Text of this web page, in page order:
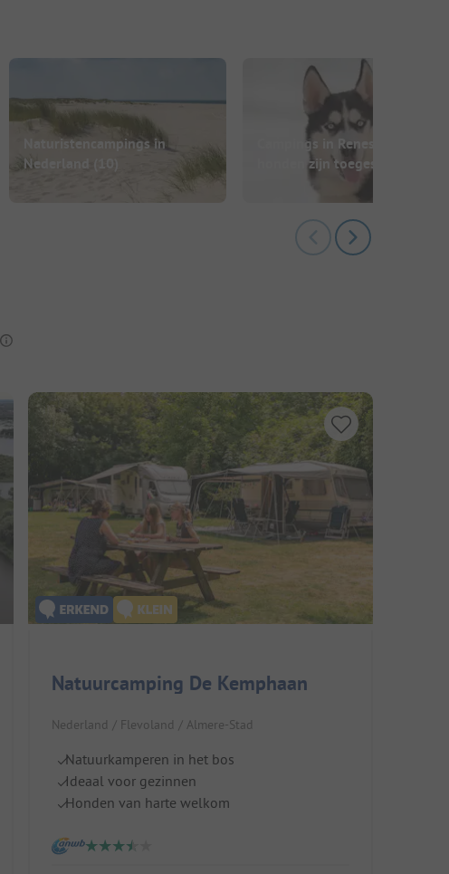
Naturistencampings in
Nederland
(10)
Campings in Renesse waar
honden zijn toegestaan
Natuurcamping De Kemphaan
Nederland / Flevoland / Almere-Stad
Natuurkamperen in het bos
Ideaal voor gezinnen
Honden van harte welkom